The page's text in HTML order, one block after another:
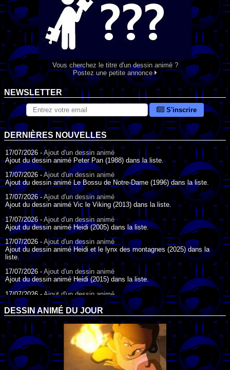
Vous cherchez le titre d'un dessin animé ?
Postez une petite annonce
NEWSLETTER
S'inscrire
DERNIÈRES NOUVELLES
17/07/2026 - Ajout d'un dessin animé
Ajout du dessin animé Peter Pan (1988) dans la liste.
17/07/2026 - Ajout d'un dessin animé
Ajout du dessin animé Le Bossu de Notre-Dame (1996) dans la liste.
17/07/2026 -Ajout d'un dessin animé
Ajout du dessin animé Vic le Viking (2013) dans la liste.
17/07/2026 -Ajout d'un dessin animé
Ajout du dessin animé Heidi (2005) dans la liste.
17/07/2026 - Ajout d'un dessin animé
Ajout du dessin animé Heidi et le lynx des montagnes (2025) dans la
liste.
17/07/2026 - Ajout d'un dessin animé
Ajout du dessin animé Heidi (2015) dans la liste.
17/07/2026 - Ajout d'un dessin animé
Ajout du dessin animé Heidi (1995) dans la liste.
09/07/2026 -Ajout d'un dessin animé
Ajout du dessin animé Genki l'Aventurier de la Chance (2006) dans la
04/07/2026 -Ajout d'un dessin animé
Ajout du dessin animé Vilain Petit Canard (2000) dans la liste.
04/07/2026 -Ajout d'un dessin animé
DESSIN ANIMÉ DU JOUR